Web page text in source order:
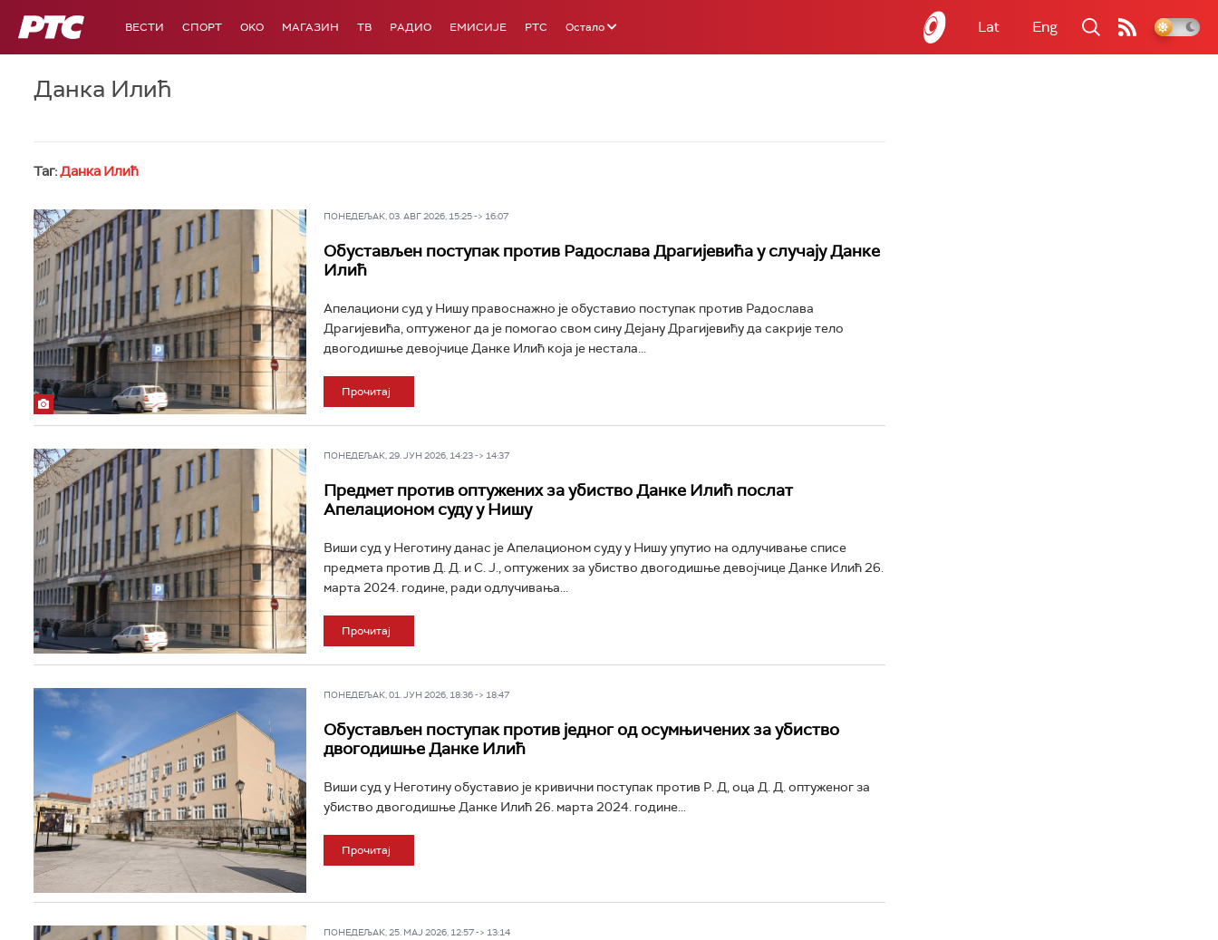
РТС ВЕСТИ СПОРТ OKO МАГАЗИН ТВ РАДИО ЕМИСИЈЕ РТС Остало Lat Eng
Данка Илић
Таг:Данка Илић
ПОНЕДЕЉАК, 03. АВГ 2026, 15:25 -> 16:07
Обустављен поступак против Радослава Драгијевића у случају Данке
Илић
Апелациони суд у Нишу правоснажно је обуставио поступак против Радослава
Драгијевића, оптуженог да је помогао свом сину Дејану Драгијевићу да сакрије тело
двогодишње девојчице Данке Илић која је нестала...
Прочитај
ПОНЕДЕЉАК, 29. ЈУН 2026, 14:23 -> 14:37
Предмет против оптужених за убиство Данке Илић послат
Апелационом суду у Нишу
Виши суд у Неготину данас је Апелационом суду у Нишу упутио на одлучивање списе
предмета против Д. Д. и С. Ј., оптужених за убиство двогодишње девојчице Данке Илић 26.
марта 2024. године, ради одлучивања...
Прочитај
ПОНЕДЕЉАК, 01. ЈУН 2026, 18:36 -> 18:47
Обустављен поступак против једног од осумњичених за убиство
двогодишње Данке Илић
Виши суд у Неготину обуставио је кривични поступак против Р. Д, оца Д. Д. оптуженог за
убиство двогодишње Данке Илић 26. марта 2024. године...
Прочитај
ПОНЕДЕЉАК, 25. МАЈ 2026, 12:57 -> 13:14